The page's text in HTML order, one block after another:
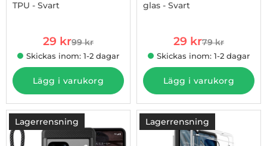
TPU - Svart
rea pris
29 krtidigare pris
99 kr
Skickas inom: 1-2 dagar
Lägg i varukorg
glas - Svart
rea pris
29 krtidigare pris
79 kr
Skickas inom: 1-2 dagar
Lägg i varukorg
Lagerrensning
-74%
Lagerrensning